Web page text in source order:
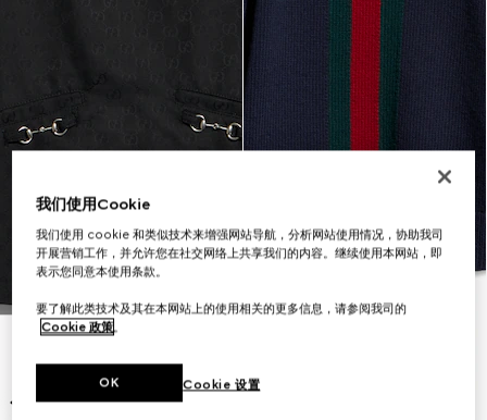
我们使用Cookie
我们使用 cookie 和类似技术来增强网站导航，分析网站使用情况，协助我司
开展营销工作，并允许您在社交网络上共享我们的内容。继续使用本网站，即
表示您同意本使用条款。
要了解此类技术及其在本网站上的使用相关的更多信息，请参阅我司的
Cookie 政策。
Cookie 设置
OK